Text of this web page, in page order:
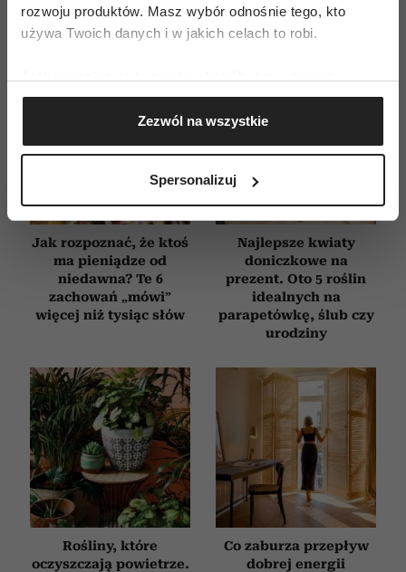
rozwoju produktów. Masz wybór odnośnie tego, kto
używa Twoich danych i w jakich celach to robi.
Gromadzić dane dotyczące Twojej lokalizacji
geograficznej z dokładnością nawet do kilku metrów
Identyfikować Twoje urządzenie, aktywnie
(fingerprinting, czyli wirtualny odcisk palca)
dane są przetwarzane oraz ustaw własne preferencje w
sekcji szczegółów. W Deklaracji plików cookie możesz
zmienić lub wycofać swoją zgodę w dowolnej chwili.
Wykorzystujemy pliki cookie do spersonalizowania treści
i reklam, aby oferować funkcje społecznościowe i
analizować ruch w naszej witrynie. Informacje o tym, jak
korzystasz z naszej witryny, udostępniamy partnerom
społecznościowym, reklamowym i analitycznym.
Partnerzy mogą połączyć te informacje z innymi danymi
otrzymanymi od Ciebie lub uzyskanymi podczas
korzystania z ich usług.
Zezwól na wszystkie
Spersonalizuj
Jak rozpoznać, że ktoś
ma pieniądze od
niedawna? Te 6
zachowań „mówi”
więcej niż tysiąc słów
Najlepsze kwiaty
doniczkowe na
prezent. Oto 5 roślin
idealnych na
parapetówkę, ślub czy
urodziny
Rośliny, które
oczyszczają powietrze.
Co zaburza przepływ
dobrej energii